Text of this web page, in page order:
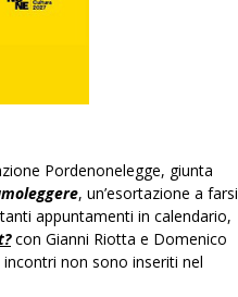
Pordenonelegge, giunta
, un’esortazione a farsi
appuntamenti in calendario,
con Gianni Riotta e Domenico
non sono inseriti nel